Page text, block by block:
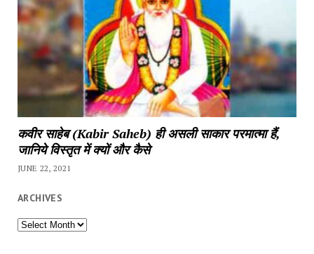
कवीर साहेब (Kabir Saheb) ही असली साकार परमात्मा हैं,
जानिये विस्तृत में क्यों और कैसे
JUNE 22, 2021
ARCHIVES
Archives